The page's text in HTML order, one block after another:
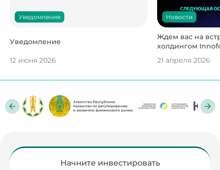
Уведомления
Уведомление
12 июня 2026
Новости
Ждем вас на
холдингом
21 апреля 2026
Начните инвестировать